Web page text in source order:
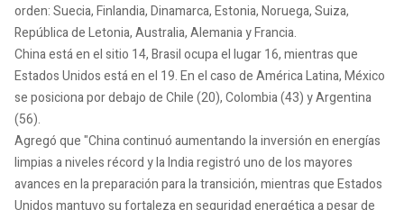
orden: Suecia, Finlandia, Dinamarca, Estonia, Noruega, Suiza,
República de Letonia, Australia, Alemania y Francia.
China está en el sitio 14, Brasil ocupa el lugar 16, mientras que
Estados Unidos está en el 19. En el caso de América Latina, México
se posiciona por debajo de Chile (20), Colombia (43) y Argentina
(56).
Agregó que "China continuó aumentando la inversión en energías
limpias a niveles récord y la India registró uno de los mayores
avances en la preparación para la transición, mientras que Estados
Unidos mantuvo su fortaleza en seguridad energética a pesar de